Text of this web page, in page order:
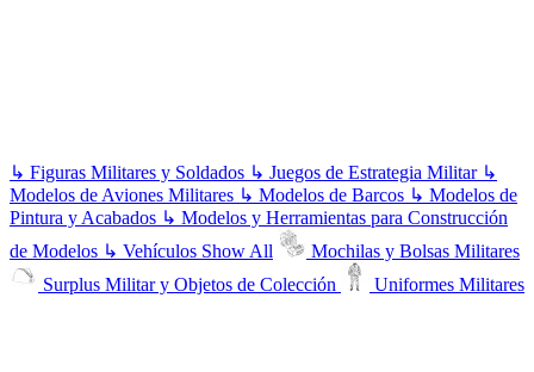
↳ Figuras Militares y Soldados ↳ Juegos de Estrategia Militar ↳
Modelos de Aviones Militares ↳ Modelos de Barcos ↳ Modelos de
Pintura y Acabados ↳ Modelos y Herramientas para Construcción
de Modelos ↳ Vehículos Show All
Mochilas y Bolsas Militares
Surplus Militar y Objetos de Colección
Uniformes Militares